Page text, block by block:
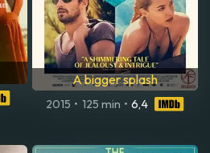
A bigger splash
2015 • 125 min • 6,4